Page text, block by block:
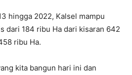
hingga 2022, Kalsel mampu
dari 184 ribu Ha dari kisaran 642
ribu Ha.
kita bangun hari ini dan